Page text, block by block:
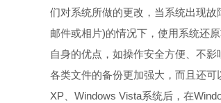
们对系统所做的更改，当系统出现
邮件或相片)的情况下，使用系统还
自身的优点，如操作安全方便、不
各类文件的备份更加强大，而且还
XP、Windows Vista系统后，在